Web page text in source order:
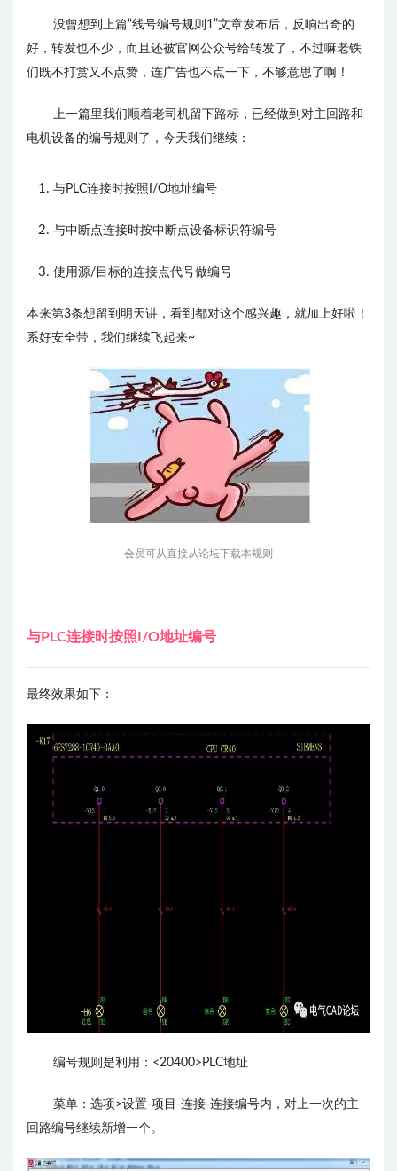
没曾想到上篇“线号编号规则1”文章发布后，反响出奇的
好，转发也不少，而且还被官网公众号给转发了，不过嘛老铁
们既不打赏又不点赞，连广告也不点一下，不够意思了啊！
上一篇里我们顺着老司机留下路标，已经做到对主回路和
电机设备的编号规则了，今天我们继续：
与PLC连接时按照I/O地址编号
与中断点连接时按中断点设备标识符编号
使用源/目标的连接点代号做编号
本来第3条想留到明天讲，看到都对这个感兴趣，就加上好啦！
系好安全带，我们继续飞起来~
会员可从直接从论坛下载本规则
与PLC连接时按照I/O地址编号
最终效果如下：
编号规则是利用：<20400>PLC地址
菜单：选项>设置-项目-连接-连接编号内，对上一次的主
回路编号继续新增一个。